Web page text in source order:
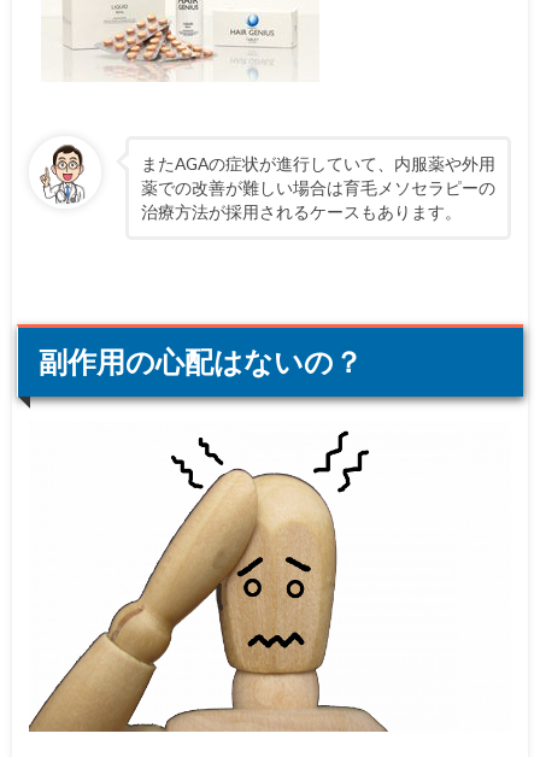
またAGAの症状が進行していて、内服薬や外用
薬での改善が難しい場合は育毛メソセラピーの
治療方法が採用されるケースもあります。
副作用の心配はないの？